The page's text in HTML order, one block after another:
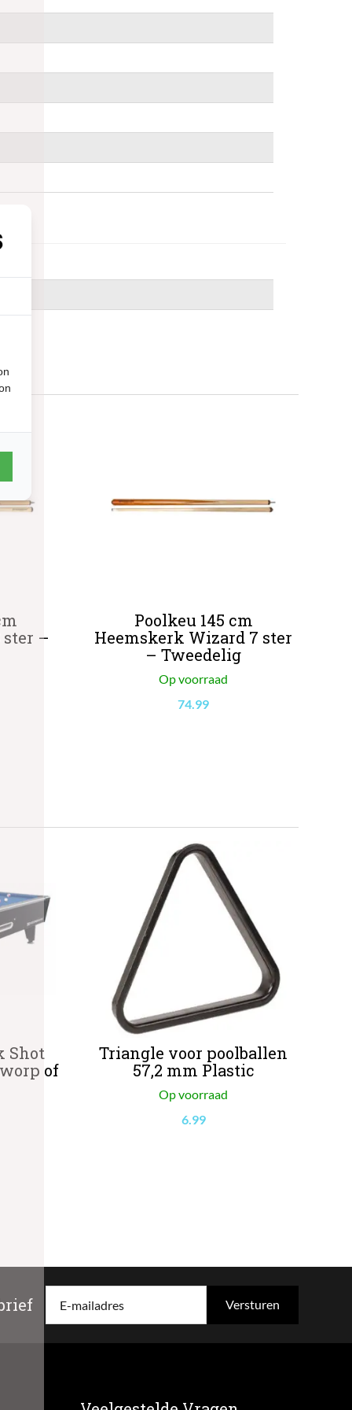
ster –
Poolkeu 145 cm
Heemskerk Wizard 7 ster
– Tweedelig
Op voorraad
74.99
Shot
of
Triangle voor poolballen
57,2 mm Plastic
Op voorraad
6.99
E-mailadres